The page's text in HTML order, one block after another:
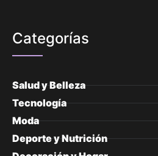
Categorías
Salud y Belleza
Tecnología
Moda
Deporte y Nutrición